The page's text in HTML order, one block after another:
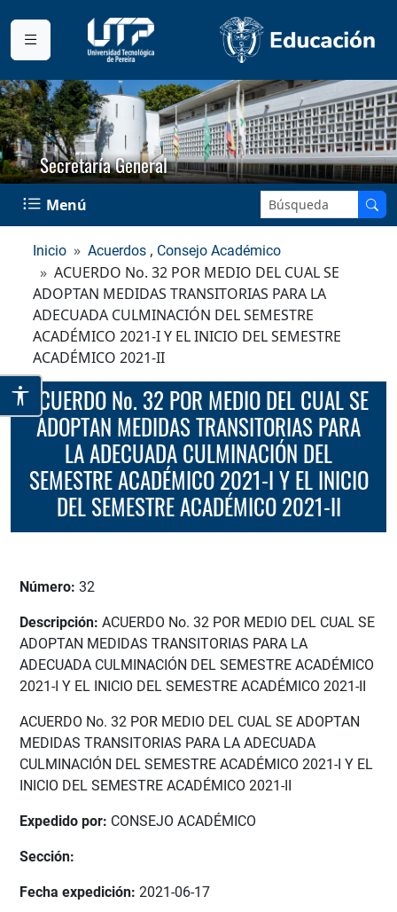
Secretaría General
Menú Buscar en el sitio:
Inicio Acuerdos , Consejo Académico
ACUERDO No. 32 POR MEDIO DEL CUAL SE
ADOPTAN MEDIDAS TRANSITORIAS PARA LA
ADECUADA CULMINACIÓN DEL SEMESTRE
ACADÉMICO 2021-I Y EL INICIO DEL SEMESTRE
ACADÉMICO 2021-II
ACUERDO No. 32 POR MEDIO DEL CUAL SE
ADOPTAN MEDIDAS TRANSITORIAS PARA
LA ADECUADA CULMINACIÓN DEL
SEMESTRE ACADÉMICO 2021-I Y EL INICIO
DEL SEMESTRE ACADÉMICO 2021-II
Número: 32
Descripción: ACUERDO No. 32 POR MEDIO DEL CUAL SE
ADOPTAN MEDIDAS TRANSITORIAS PARA LA
ADECUADA CULMINACIÓN DEL SEMESTRE ACADÉMICO
2021-I Y EL INICIO DEL SEMESTRE ACADÉMICO 2021-II
ACUERDO No. 32 POR MEDIO DEL CUAL SE ADOPTAN
MEDIDAS TRANSITORIAS PARA LA ADECUADA
CULMINACIÓN DEL SEMESTRE ACADÉMICO 2021-I Y EL
INICIO DEL SEMESTRE ACADÉMICO 2021-II
Expedido por: CONSEJO ACADÉMICO
Sección:
Fecha expedición: 2021-06-17